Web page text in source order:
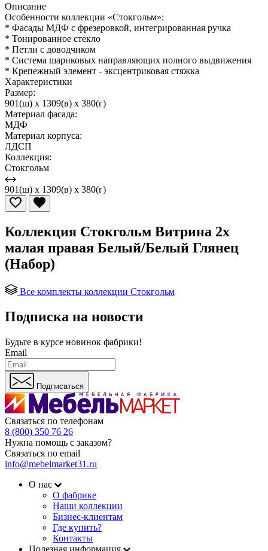
Описание
Особенности коллекции «Стокгольм»:
* Фасады МДФ с фрезеровкой, интегрированная ручка
* Тонированное стекло
* Петли с доводчиком
* Система шариковых направляющих полного выдвижения
* Крепежный элемент - эксцентриковая стяжка
Характеристики
Размер:
901(ш) x 1309(в) x 380(г)
Материал фасада:
МДФ
Материал корпуса:
ЛДСП
Коллекция:
Стокгольм
901(ш) x 1309(в) x 380(г)
Коллекция Стокгольм Витрина 2х
малая правая Белый/Белый Глянец
(Набор)
Все комплекты коллекции Стокгольм
Подписка на новости
Будьте в курсе новинок фабрики!
Email
Подписаться
Связаться по телефонам
8 (800) 350 76 26
Нужна помощь с заказом?
Связаться по email
info@mebelmarket31.ru
О нас
О фабрике
Наши коллекции
Бизнес-клиентам
Где купить?
Контакты